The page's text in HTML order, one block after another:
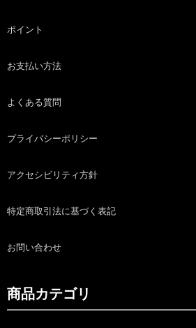
ポイント
お支払い方法
よくある質問
プライバシーポリシー
アクセシビリティ方針
特定商取引法に基づく表記
お問い合わせ
商品カテゴリ